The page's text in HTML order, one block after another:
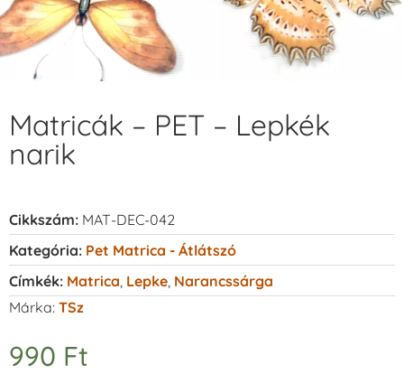
Matricák – PET – Lepkék
narik
Cikkszám: MAT-DEC-042
Kategória: Pet Matrica - Átlátszó
Címkék: Matrica Lepke Narancssárga
Márka: TSz
990 Ft